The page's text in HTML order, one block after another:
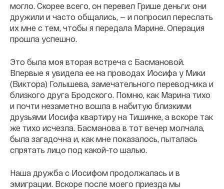
могло. Скорее всего, он перевел Грише деньги: они
дружили и часто общались, — и попросил переслать
их мне с тем, чтобы я передала Марине. Операция
прошла успешно.
Это была моя вторая встреча с Басмановой.
Впервые я увидела ее на проводах Иосифа у Мики
(Виктора) Голышева, замечательного переводчика и
близкого друга Бродского. Помню, как Марина тихо
и почти незаметно вошла в набитую близкими
друзьями Иосифа квартиру на Тишинке, а вскоре так
же тихо исчезла. Басманова в тот вечер молчала,
была загадочна и, как мне показалось, пыталась
спрятать лицо под какой-то шалью.
Наша дружба с Иосифом продолжалась и в
эмиграции. Вскоре после моего приезда мы